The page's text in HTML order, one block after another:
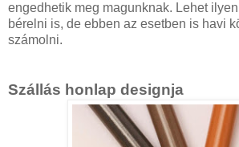
engedhetik meg magunknak. Lehet
bérelni is, de ebben az esetben is havi
számolni.
Szállás honlap designja